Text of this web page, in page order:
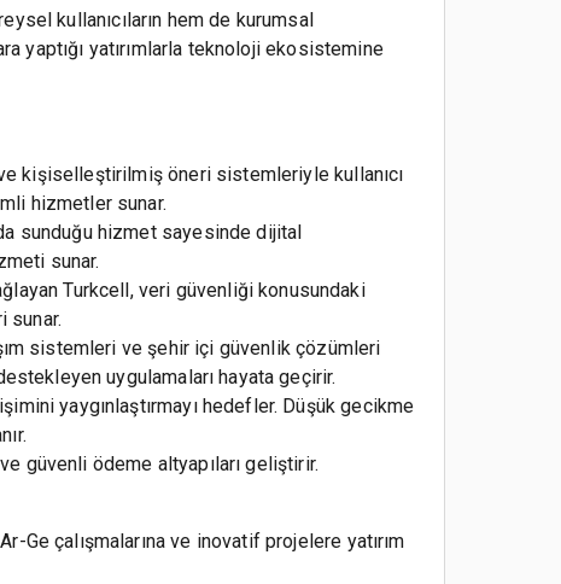
kullanıcıların hem de kurumsal
yaptığı yatırımlarla teknoloji ekosistemine
kişiselleştirilmiş öneri sistemleriyle kullanıcı
hizmetler sunar.
sunduğu hizmet sayesinde dijital
sunar.
Turkcell, veri güvenliği konusundaki
sunar.
sistemleri ve şehir içi güvenlik çözümleri
uygulamaları hayata geçirir.
yaygınlaştırmayı hedefler. Düşük gecikme
güvenli ödeme altyapıları geliştirir.
Ge çalışmalarına ve inovatif projelere yatırım